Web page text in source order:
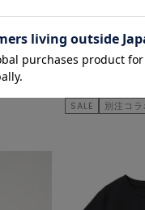
トートバッグ
¥12,100 50
SALE 別注コラ